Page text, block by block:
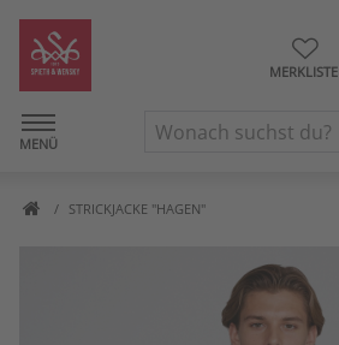
MERKLISTE
MENÜ
STRICKJACKE "HAGEN"
Artikelbilder überspringen